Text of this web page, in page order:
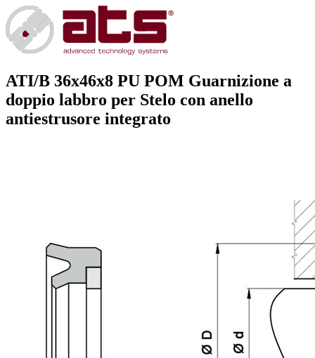
ATI/B 36x46x8 PU POM Guarnizione a
doppio labbro per Stelo con anello
antiestrusore integrato